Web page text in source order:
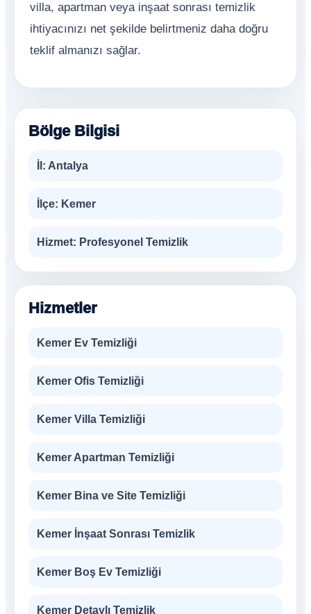
villa, apartman veya inşaat sonrası temizlik
ihtiyacınızı net şekilde belirtmeniz daha doğru
teklif almanızı sağlar.
Bölge Bilgisi
İl: Antalya
İlçe: Kemer
Hizmet: Profesyonel Temizlik
Hizmetler
Kemer Ev Temizliği
Kemer Ofis Temizliği
Kemer Villa Temizliği
Kemer Apartman Temizliği
Kemer Bina ve Site Temizliği
Kemer İnşaat Sonrası Temizlik
Kemer Boş Ev Temizliği
Kemer Detaylı Temizlik